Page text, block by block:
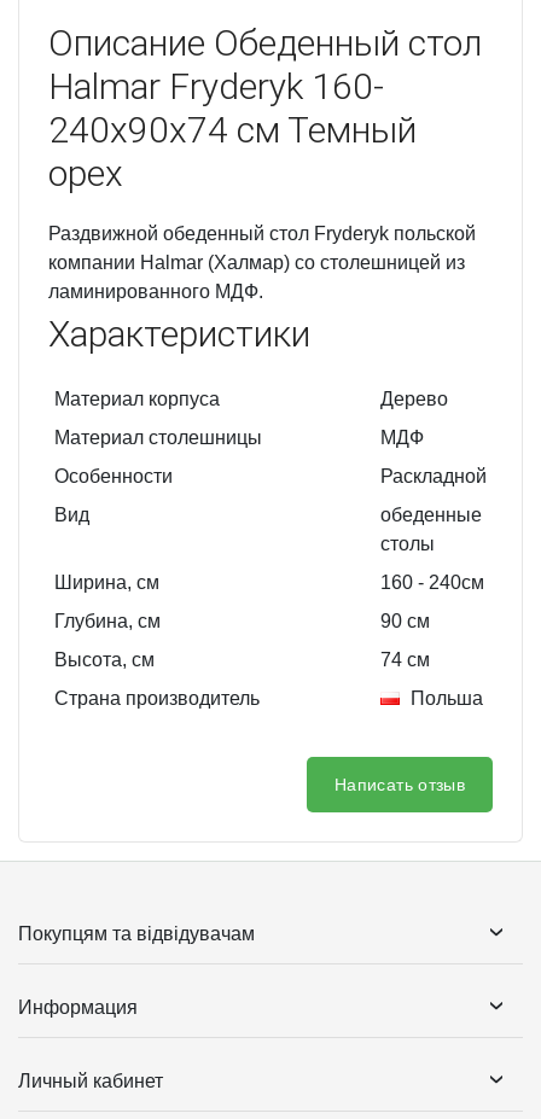
Описание Обеденный стол
Halmar Fryderyk 160-
240x90x74 см Темный
орех
Раздвижной обеденный стол Fryderyk польской
компании Halmar (Халмар) со столешницей из
ламинированного МДФ.
Характеристики
Материал корпуса
Дерево
Материал столешницы
МДФ
Особенности
Раскладной
Вид
обеденные
столы
Ширина, см
160- 240см
Глубина, см
90 см
Высота, см
74 см
Страна производитель
Польша
Написать отзыв
Покупцям та відвідувачам
Информация
Личный кабинет